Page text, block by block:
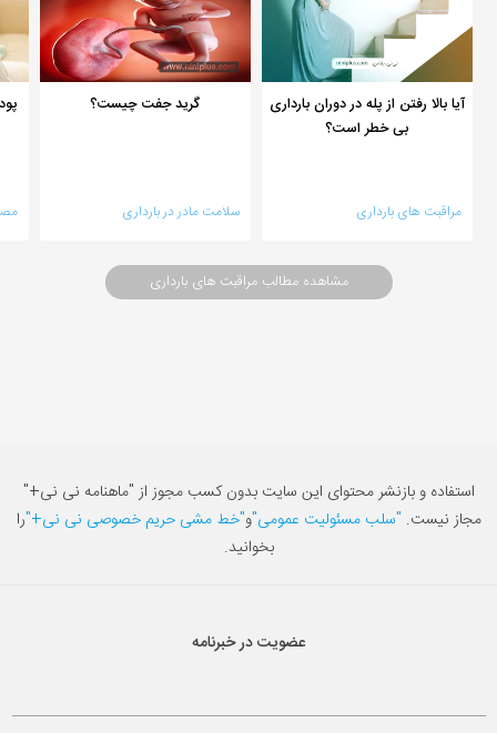
آیا بالا رفتن از پله در دوران بارداری
بی خطر است؟
مراقبت های بارداری
گرید جفت چیست؟
سلامت مادر در بارداری
مشاهده مطالب مراقبت های بارداری
استفاده و بازنشر محتوای این سایت بدون کسب مجوز از "ماهنامه نی نی+"
مجاز نیست. "سلب مسئولیت عمومی"و"خط مشی حریم خصوصی نی نی+"را
بخوانید.
عضویت در خبرنامه